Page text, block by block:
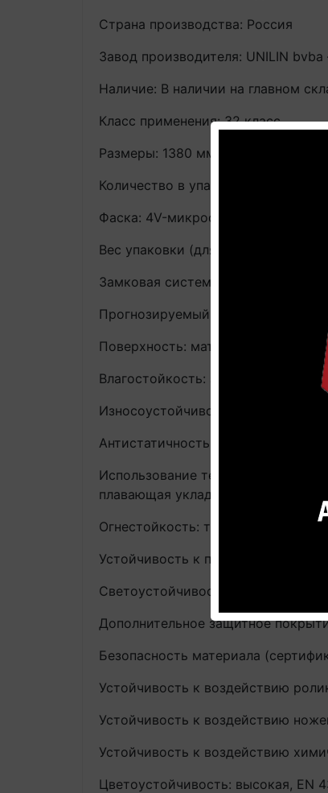
Страна производства: Россия
Завод производителя: UNILIN
Наличие: В наличии на главном
Класс применения: 32 класс
Размеры: 1380 мм х 156 мм х 9.5 мм
Количество в упаковке: 1,507 м2 / 7
Фаска: 4V-микрофаска
Вес упаковки (для мерных
Замковая система: Uniclic
Прогнозируемый срок службы: до
Поверхность: матовое покрытие,
Влагостойкость: защита от
Износоустойчивость: высокая,
Антистатичность: да, ≤ 2 кВ,
Использование теплого пола: да,
плавающая укладка
Огнестойкость: трудно
Устойчивость к пеплу горящей
Светоустойчивость: высокая, EN
Дополнительное защитное
Безопасность материала
Устойчивость к воздействию
Устойчивость к воздействию
Устойчивость к воздействию
Цветоустойчивость: высокая, EN